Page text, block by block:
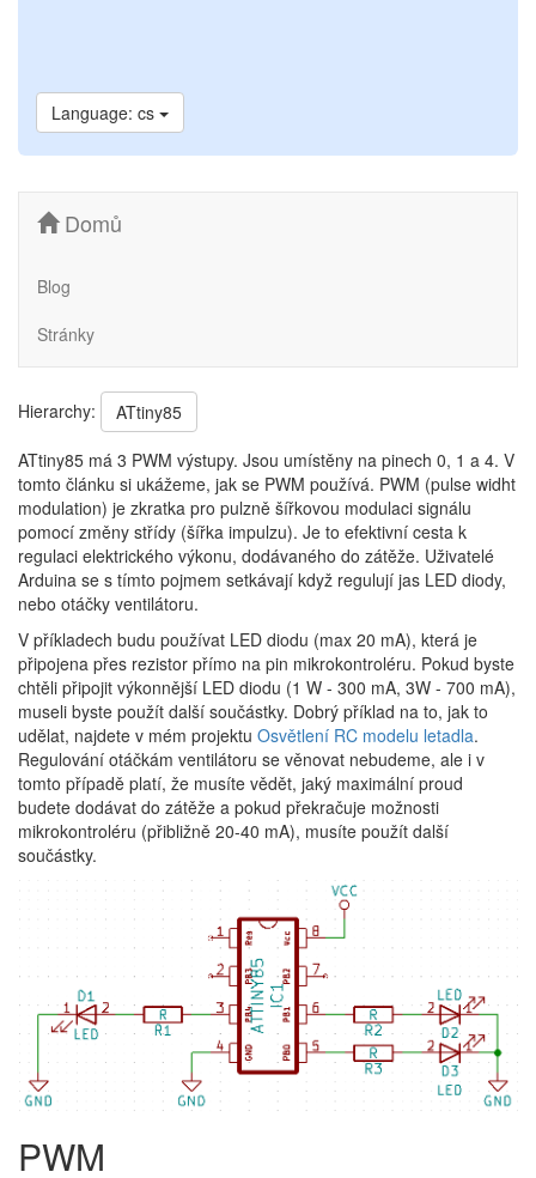
Language: cs
Domů
Blog
Stránky
Hierarchy:
ATtiny85
ATtiny85 má 3 PWM výstupy. Jsou umístěny na pinech 0, 1 a 4. V
tomto článku si ukážeme, jak se PWM používá. PWM (pulse widht
modulation) je zkratka pro pulzně šířkovou modulaci signálu
pomocí změny střídy (šířka impulzu). Je to efektivní cesta k
regulaci elektrického výkonu, dodávaného do zátěže. Uživatelé
Arduina se s tímto pojmem setkávají když regulují jas LED diody,
nebo otáčky ventilátoru.
V příkladech budu používat LED diodu (max 20 mA), která je
připojena přes rezistor přímo na pin mikrokontroléru. Pokud byste
chtěli připojit výkonnější LED diodu (1 W - 300 mA, 3W - 700 mA),
museli byste použít další součástky. Dobrý příklad na to, jak to
udělat, najdete v mém projektu Osvětlení RC modelu letadla.
Regulování otáčkám ventilátoru se věnovat nebudeme, ale i v
tomto případě platí, že musíte vědět, jaký maximální proud
budete dodávat do zátěže a pokud překračuje možnosti
mikrokontroléru (přibližně 20-40 mA), musíte použít další
součástky.
PWM